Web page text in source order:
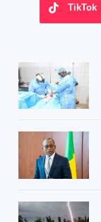
TikTok